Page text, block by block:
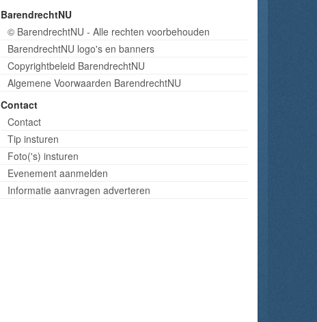
BarendrechtNU
© BarendrechtNU - Alle rechten voorbehouden
BarendrechtNU logo's en banners
Copyrightbeleid BarendrechtNU
Algemene Voorwaarden BarendrechtNU
Contact
Contact
Tip insturen
Foto('s) insturen
Evenement aanmelden
Informatie aanvragen adverteren